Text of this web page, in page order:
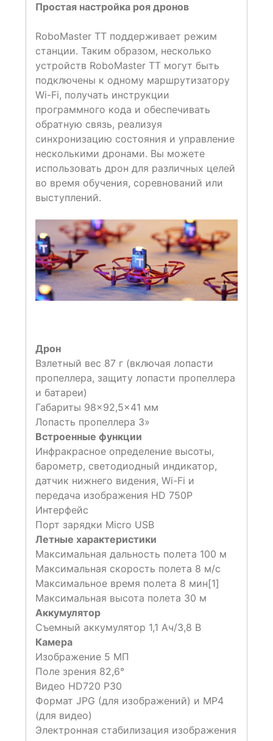
Простая настройка роя дронов
RoboMaster TT поддерживает режим
станции. Таким образом, несколько
устройств RoboMaster TT могут быть
подключены к одному маршрутизатору
Wi-Fi, получать инструкции
программного кода и обеспечивать
обратную связь, реализуя
синхронизацию состояния и управление
несколькими дронами. Вы можете
использовать дрон для различных целей
во время обучения, соревнований или
выступлений.
Дрон
Взлетный вес 87 г (включая лопасти
пропеллера, защиту лопасти пропеллера
и батареи)
Габариты 98×92,5×41 мм
Лопасть пропеллера 3»
Встроенные функции
Инфракрасное определение высоты,
барометр, светодиодный индикатор,
датчик нижнего видения, Wi-Fi и
передача изображения HD 750P
Интерфейс
Порт зарядки Micro USB
Летные характеристики
Максимальная дальность полета 100 м
Максимальная скорость полета 8 м/с
Максимальное время полета 8 мин[1]
Максимальная высота полета 30 м
Аккумулятор
Съемный аккумулятор 1,1 Ач/3,8 В
Камера
Изображение 5 МП
Поле зрения 82,6°
Видео HD720 P30
Формат JPG (для изображений) и MP4
(для видео)
Электронная стабилизация изображения